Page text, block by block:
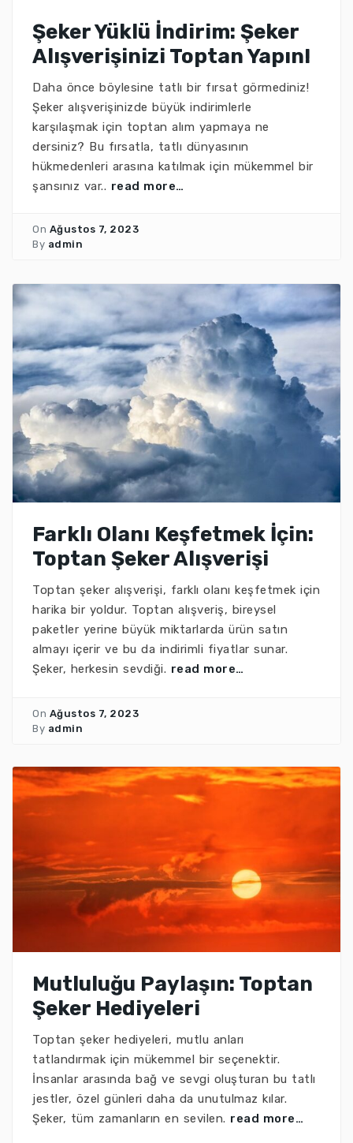
Şeker Yüklü İndirim: Şeker
Alışverişinizi Toptan Yapın!
Daha önce böylesine tatlı bir fırsat görmediniz!
Şeker alışverişinizde büyük indirimlerle
karşılaşmak için toptan alım yapmaya ne
dersiniz? Bu fırsatla, tatlı dünyasının
hükmedenleri arasına katılmak için mükemmel bir
şansınız var.. read more…
On Ağustos 7, 2023
By admin
Farklı Olanı Keşfetmek İçin:
Toptan Şeker Alışverişi
Toptan şeker alışverişi, farklı olanı keşfetmek için
harika bir yoldur. Toptan alışveriş, bireysel
paketler yerine büyük miktarlarda ürün satın
almayı içerir ve bu da indirimli fiyatlar sunar.
Şeker, herkesin sevdiği. read more…
On Ağustos 7, 2023
By admin
Mutluluğu Paylaşın: Toptan
Şeker Hediyeleri
Toptan şeker hediyeleri, mutlu anları
tatlandırmak için mükemmel bir seçenektir.
İnsanlar arasında bağ ve sevgi oluşturan bu tatlı
jestler, özel günleri daha da unutulmaz kılar.
Şeker, tüm zamanların en sevilen. read more…